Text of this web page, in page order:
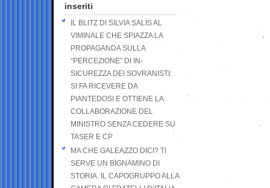
inseriti
IL BLITZ DI SILVIA SALIS AL
VIMINALE CHE SPIAZZA LA
PROPAGANDA SULLA
“PERCEZIONE” DI IN-
SICUREZZA DEI SOVRANISTI:
SI FA RICEVERE DA
PIANTEDOSI E OTTIENE LA
COLLABORAZIONE DEL
MINISTRO SENZA CEDERE SU
TASER E CP
MA CHE GALEAZZO DICI? TI
SERVE UN BIGNAMINO DI
STORIA. IL CAPOGRUPPO ALLA